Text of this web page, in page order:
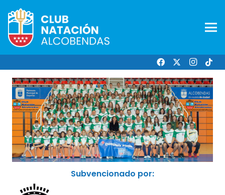
Subvencionado por: